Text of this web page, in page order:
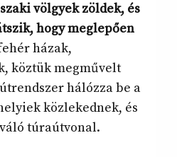
völgyek zöldek, és
hogy meglepően
házak,
köztük megművelt
hálózza be a
közlekednek, és
túraútvonal.